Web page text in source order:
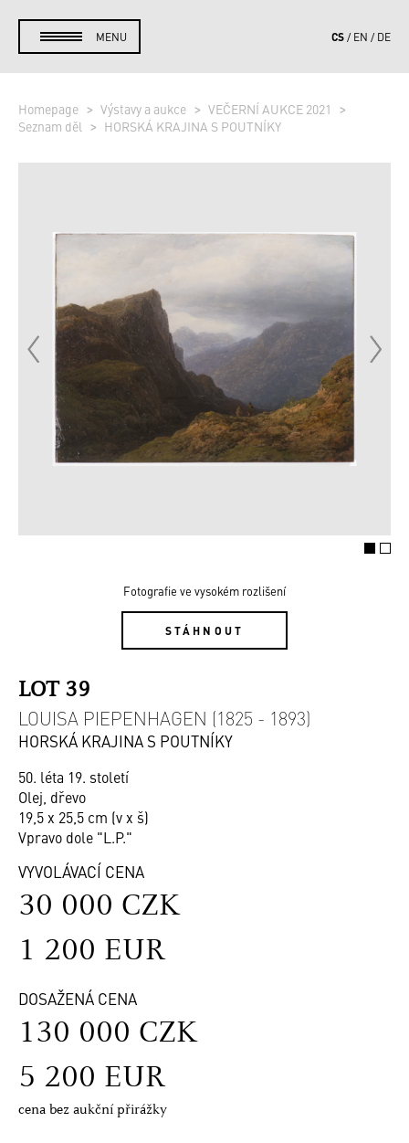
MENU CS EN DE
Homepage Výstavy a aukce
VEČERNÍ AUKCE 2021
Seznam děl
HORSKÁ KRAJINA S POUTNÍKY
Fotografie ve vysokém rozlišení
STÁHNOUT
LOT 39
LOUISA PIEPENHAGEN (1825 - 1893)
HORSKÁ KRAJINA S POUTNÍKY
50. léta 19. století
Olej, dřevo
19,5 x 25,5 cm (v x š)
Vpravo dole "L.P."
VYVOLÁVACÍ CENA
30 000 CZK
1 200 EUR
DOSAŽENÁ CENA
130 000 CZK
5 200 EUR
cena bez aukční přirážky